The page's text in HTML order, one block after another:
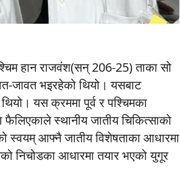
हान राजवंश(सन् 206-25) ताका सो
जावत भइरहेको थियो। यसबाट
यस क्रममा पूर्व र पश्चिमका
फैलिएकाले स्थानीय जातीय चिकित्साको
स्वयम् आफ्नै जातीय विशेषताका आधारमा
निचोडका आधारमा तयार भएको युगूर